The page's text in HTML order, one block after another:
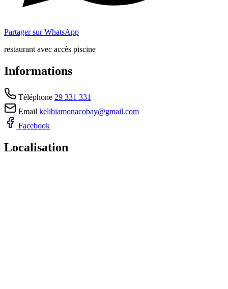
Partager sur WhatsApp
restaurant avec accès piscine
Informations
Téléphone 29 331 331
Email kelibiamonacobay@gmail.com
Facebook
Localisation